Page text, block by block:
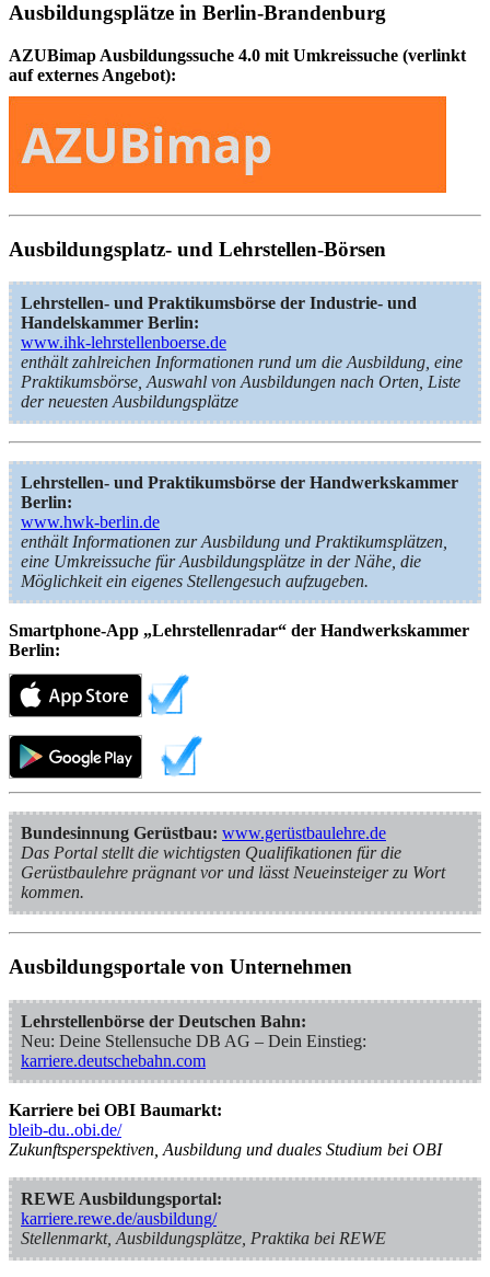
Ausbildungsplätze in Berlin-Brandenburg
AZUBimap Ausbildungssuche 4.0 mit Umkreissuche (verlinkt
auf externes Angebot):
Ausbildungsplatz- und Lehrstellen-Börsen
Lehrstellen- und Praktikumsbörse der Industrie- und
Handelskammer Berlin:
www.ihk-lehrstellenboerse.de
enthält zahlreichen Informationen rund um die Ausbildung, eine
Praktikumsbörse, Auswahl von Ausbildungen nach Orten, Liste
der neuesten Ausbildungsplätze
Lehrstellen- und Praktikumsbörse der Handwerkskammer
Berlin:
www.hwk-berlin.de
enthält Informationen zur Ausbildung und Praktikumsplätzen,
eine Umkreissuche für Ausbildungsplätze in der Nähe, die
Möglichkeit ein eigenes Stellengesuch aufzugeben.
Smartphone-App „Lehrstellenradar“ der Handwerkskammer
Berlin:
Bundesinnung Gerüstbau: www.gerüstbaulehre.de
Das Portal stellt die wichtigsten Qualifikationen für die
Gerüstbaulehre prägnant vor und lässt Neueinsteiger zu Wort
kommen.
Ausbildungsportale von Unternehmen
Lehrstellenbörse der Deutschen Bahn:
Neu: Deine Stellensuche DB AG – Dein Einstieg:
karriere.deutschebahn.com
Karriere bei OBI Baumarkt:
bleib-du..obi.de/
Zukunftsperspektiven, Ausbildung und duales Studium bei OBI
REWE Ausbildungsportal:
karriere.rewe.de/ausbildung/
Stellenmarkt, Ausbildungsplätze, Praktika bei REWE